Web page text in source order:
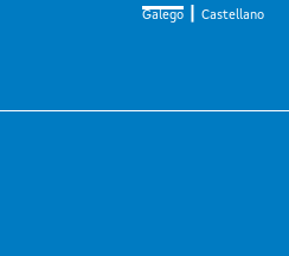
Galego Castellano